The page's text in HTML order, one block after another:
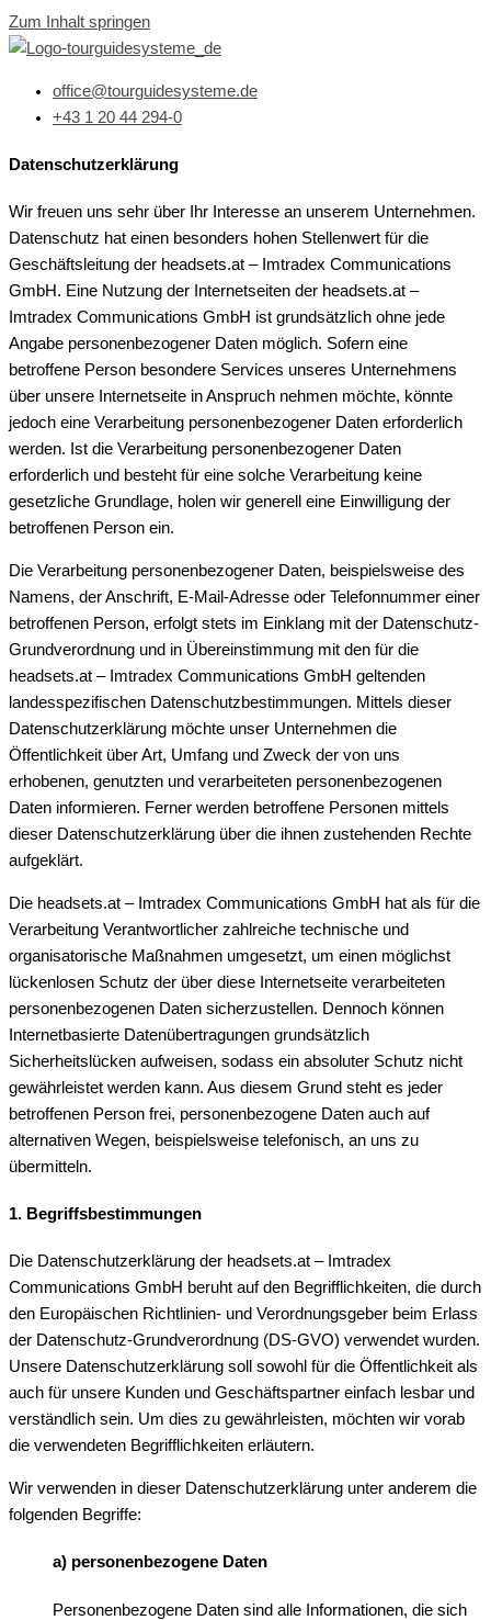
Zum Inhalt springen
office@tourguidesysteme.de
+43 1 20 44 294-0
Datenschutzerklärung
Wir freuen uns sehr über Ihr Interesse an unserem Unternehmen.
Datenschutz hat einen besonders hohen Stellenwert für die
Geschäftsleitung der headsets.at – Imtradex Communications
GmbH. Eine Nutzung der Internetseiten der headsets.at –
Imtradex Communications GmbH ist grundsätzlich ohne jede
Angabe personenbezogener Daten möglich. Sofern eine
betroffene Person besondere Services unseres Unternehmens
über unsere Internetseite in Anspruch nehmen möchte, könnte
jedoch eine Verarbeitung personenbezogener Daten erforderlich
werden. Ist die Verarbeitung personenbezogener Daten
erforderlich und besteht für eine solche Verarbeitung keine
gesetzliche Grundlage, holen wir generell eine Einwilligung der
betroffenen Person ein.
Die Verarbeitung personenbezogener Daten, beispielsweise des
Namens, der Anschrift, E-Mail-Adresse oder Telefonnummer einer
betroffenen Person, erfolgt stets im Einklang mit der Datenschutz-
Grundverordnung und in Übereinstimmung mit den für die
headsets.at – Imtradex Communications GmbH geltenden
landesspezifischen Datenschutzbestimmungen. Mittels dieser
Datenschutzerklärung möchte unser Unternehmen die
Öffentlichkeit über Art, Umfang und Zweck der von uns
erhobenen, genutzten und verarbeiteten personenbezogenen
Daten informieren. Ferner werden betroffene Personen mittels
dieser Datenschutzerklärung über die ihnen zustehenden Rechte
aufgeklärt.
Die headsets.at – Imtradex Communications GmbH hat als für die
Verarbeitung Verantwortlicher zahlreiche technische und
organisatorische Maßnahmen umgesetzt, um einen möglichst
lückenlosen Schutz der über diese Internetseite verarbeiteten
personenbezogenen Daten sicherzustellen. Dennoch können
Internetbasierte Datenübertragungen grundsätzlich
Sicherheitslücken aufweisen, sodass ein absoluter Schutz nicht
gewährleistet werden kann. Aus diesem Grund steht es jeder
betroffenen Person frei, personenbezogene Daten auch auf
alternativen Wegen, beispielsweise telefonisch, an uns zu
übermitteln.
1. Begriffsbestimmungen
Die Datenschutzerklärung der headsets.at – Imtradex
Communications GmbH beruht auf den Begrifflichkeiten, die durch
den Europäischen Richtlinien- und Verordnungsgeber beim Erlass
der Datenschutz-Grundverordnung (DS-GVO) verwendet wurden.
Unsere Datenschutzerklärung soll sowohl für die Öffentlichkeit als
auch für unsere Kunden und Geschäftspartner einfach lesbar und
verständlich sein. Um dies zu gewährleisten, möchten wir vorab
die verwendeten Begrifflichkeiten erläutern.
Wir verwenden in dieser Datenschutzerklärung unter anderem die
folgenden Begriffe:
a) personenbezogene Daten
Personenbezogene Daten sind alle Informationen, die sich